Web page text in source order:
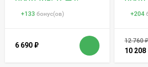
+133 бонус(ов)
6 690 ₽
+204
12 760₽
10 208